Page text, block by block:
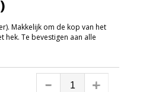
Makkelijk om de kop van het
hek. Te bevestigen aan alle